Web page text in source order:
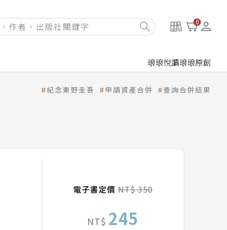
0
琅琅悅讀琅琅原創
紀念東野圭吾 申請資產合併 查詢合併結果
電子書定價NT$ 350
NT$ 245